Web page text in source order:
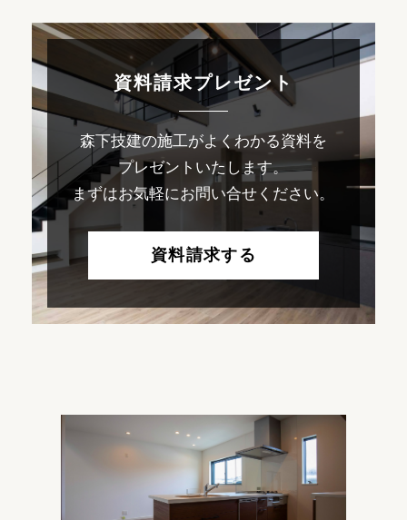
資料請求プレゼント
森下技建の施工がよくわかる資料を
プレゼントいたします。
まずはお気軽にお問い合せください。
資料請求する